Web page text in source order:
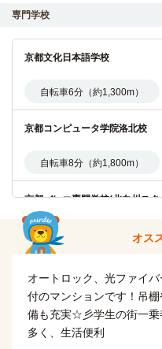
自転車約9分（約2,200m)
自転車15分（約3,500m）
一乗寺→（叡山電鉄叡山本
線8分）→京都精華大前
京都産業大学
専門学校
京都文化日本語学校
自転車6分（約1,300m）
京都コンピュータ学院洛北校
自転車8分（約1,800m）
京都バレエ専門学校(北白川スタ
自転車10分（約2,300m）
京都コンピュータ学院鴨川校
自転車12分（約2,800m）
京都外国語専門学校
オス
オートロック、光ファイ
付のマンションです！吊
備も充実☆彡学生の街一乗
多く、生活便利